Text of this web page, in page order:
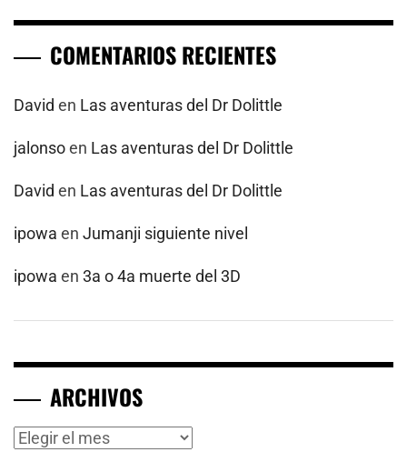
COMENTARIOS RECIENTES
David en Las aventuras del Dr Dolittle
jalonsoen Las aventuras del Dr Dolittle
David en Las aventuras del Dr Dolittle
ipowa en Jumanji siguiente nivel
ipowa en 3a o 4a muerte del 3D
ARCHIVOS
Archivos